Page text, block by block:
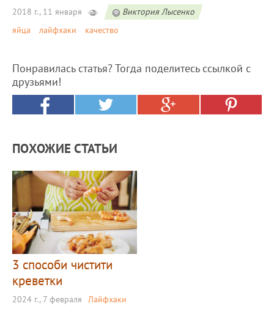
2018 г., 11 января
Виктория Лысенко
яйца
лайфхаки качество
Понравилась статья? Тогда поделитесь ссылкой с
друзьями!
ПОХОЖИЕ СТАТЬИ
3 способи чистити
креветки
2024 г., 7 февраля Лайфхаки